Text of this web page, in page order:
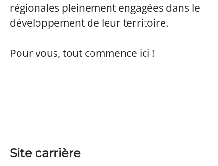
régionales pleinement engagées dans le
développement de leur territoire.
Pour vous, tout commence ici !
Site carrière